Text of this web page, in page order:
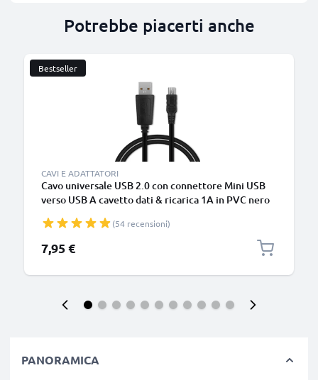
Potrebbe piacerti anche
Bestseller
CAVI E ADATTATORI
Cavo universale USB 2.0 con connettore Mini USB
verso USB A cavetto dati & ricarica 1A in PVC nero
(54 recensioni)
7,95 €
PANORAMICA